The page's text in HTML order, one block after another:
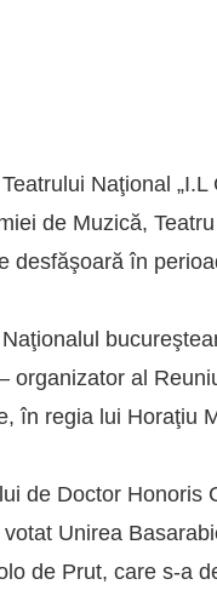
Naţional
de Muzică,
desfăşoară în
organizator al
în regia lui Horaţiu
de Doctor
Unirea
de Prut, care s-a